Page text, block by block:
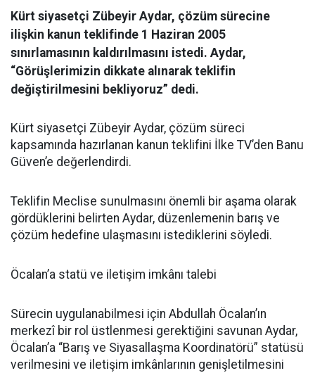
Kürt siyasetçi Zübeyir Aydar, çözüm sürecine
ilişkin kanun teklifinde 1 Haziran 2005
sınırlamasının kaldırılmasını istedi. Aydar,
“Görüşlerimizin dikkate alınarak teklifin
değiştirilmesini bekliyoruz” dedi.
Kürt siyasetçi Zübeyir Aydar, çözüm süreci
kapsamında hazırlanan kanun teklifini İlke TV’den Banu
Güven’e değerlendirdi.
Teklifin Meclise sunulmasını önemli bir aşama olarak
gördüklerini belirten Aydar, düzenlemenin barış ve
çözüm hedefine ulaşmasını istediklerini söyledi.
Öcalan’a statü ve iletişim imkânı talebi
Sürecin uygulanabilmesi için Abdullah Öcalan’ın
merkezî bir rol üstlenmesi gerektiğini savunan Aydar,
Öcalan’a “Barış ve Siyasallaşma Koordinatörü” statüsü
verilmesini ve iletişim imkânlarının genişletilmesini